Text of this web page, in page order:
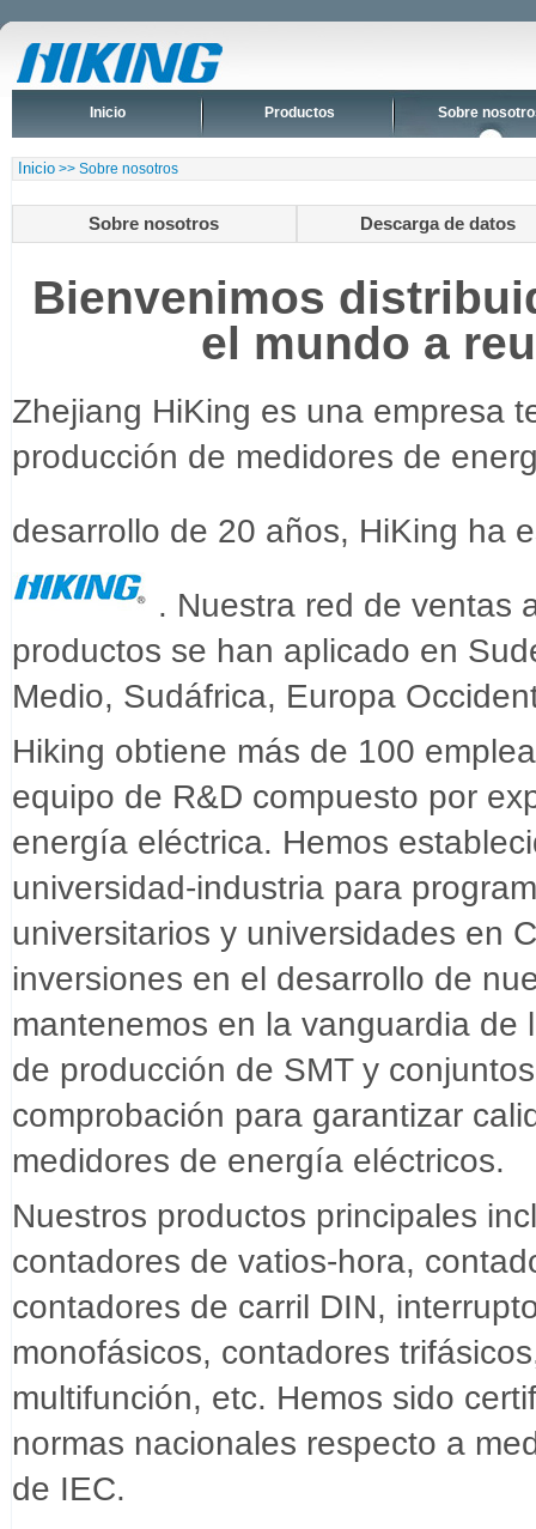
Inicio Productos Sobre
Inicio >> Sobre nosotros
Sobre nosotros Descarga de datos
Bienvenimos
el mundo a
Zhejiang HiKing es una empresa
producción de medidores de
desarrollo de 20 años, HiKing ha
. Nuestra red de ventas
productos se han aplicado en
Medio, Sudáfrica, Europa
Hiking obtiene más de 100
equipo de R&D compuesto por
energía eléctrica. Hemos
universidad-industria para
universitarios y universidades en
inversiones en el desarrollo de
mantenemos en la vanguardia
de producción de SMT y
comprobación para garantizar
medidores de energía eléctricos.
Nuestros productos principales
contadores de vatios-hora,
contadores de carril DIN,
monofásicos, contadores
multifunción, etc. Hemos sido
normas nacionales respecto a
de IEC.